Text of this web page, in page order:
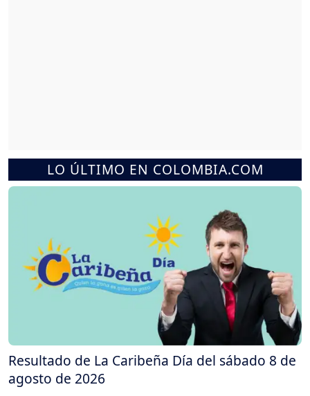
LO ÚLTIMO EN COLOMBIA.COM
Resultado de La Caribeña Día del sábado 8 de
agosto de 2026